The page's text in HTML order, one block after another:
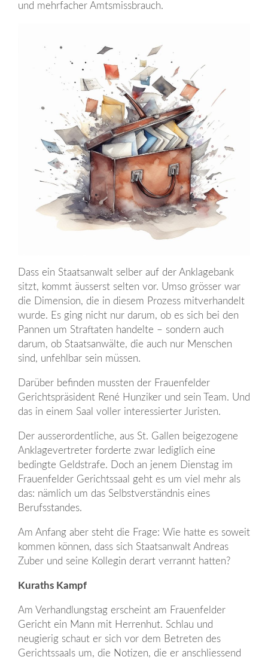
und mehrfacher Amtsmissbrauch.
Dass ein Staatsanwalt selber auf der Anklagebank
sitzt, kommt äusserst selten vor. Umso grösser war
die Dimension, die in diesem Prozess mitverhandelt
wurde. Es ging nicht nur darum, ob es sich bei den
Pannen um Straftaten handelte – sondern auch
darum, ob Staatsanwälte, die auch nur Menschen
sind, unfehlbar sein müssen.
Darüber befinden mussten der Frauenfelder
Gerichtspräsident René Hunziker und sein Team. Und
das in einem Saal voller interessierter Juristen.
Der ausserordentliche, aus St. Gallen beigezogene
Anklagevertreter forderte zwar lediglich eine
bedingte Geldstrafe. Doch an jenem Dienstag im
Frauenfelder Gerichtssaal geht es um viel mehr als
das: nämlich um das Selbstverständnis eines
Berufsstandes.
Am Anfang aber steht die Frage: Wie hatte es soweit
kommen können, dass sich Staatsanwalt Andreas
Zuber und seine Kollegin derart verrannt hatten?
Kuraths Kampf
Am Verhandlungstag erscheint am Frauenfelder
Gericht ein Mann mit Herrenhut. Schlau und
neugierig schaut er sich vor dem Betreten des
Gerichtssaals um, die Notizen, die er anschliessend